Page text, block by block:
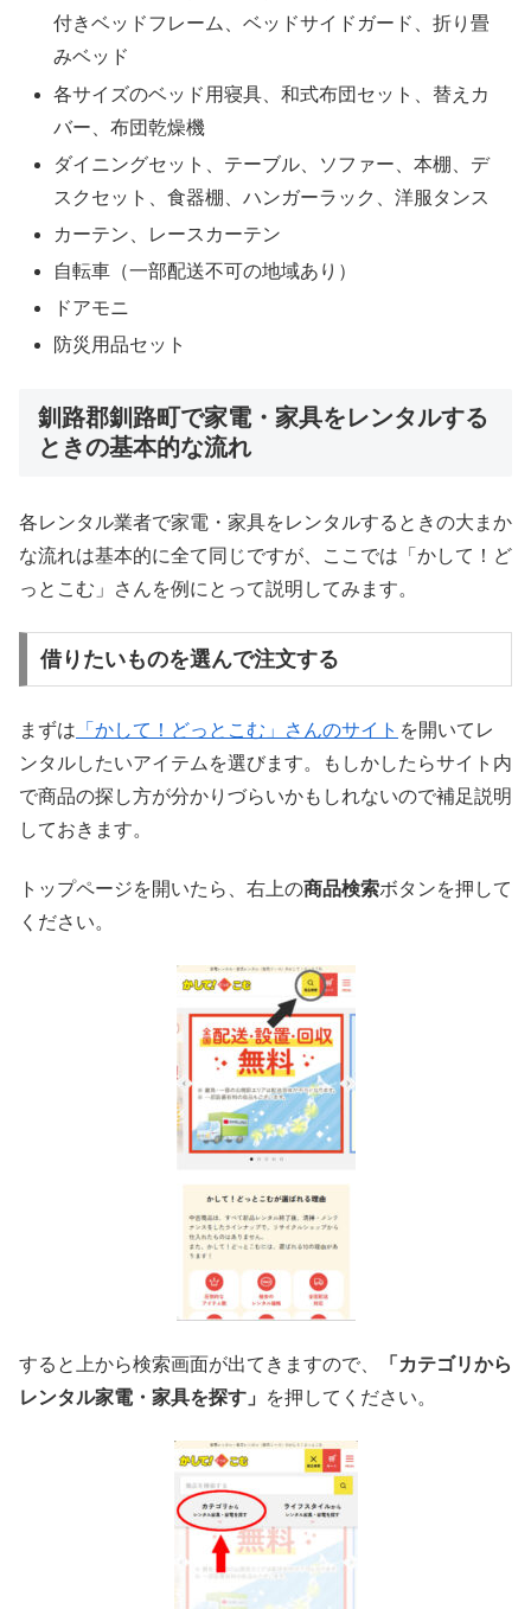
付きベッドフレーム、ベッドサイドガード、折り畳
みベッド
各サイズのベッド用寝具、和式布団セット、替えカ
バー、布団乾燥機
ダイニングセット、テーブル、ソファー、本棚、デ
スクセット、食器棚、ハンガーラック、洋服タンス
カーテン、レースカーテン
自転車（一部配送不可の地域あり）
ドアモニ
防災用品セット
釧路郡釧路町で家電・家具をレンタルする
ときの基本的な流れ
各レンタル業者で家電・家具をレンタルするときの大まか
な流れは基本的に全て同じですが、ここでは「かして！ど
っとこむ」さんを例にとって説明してみます。
借りたいものを選んで注文する
まずは 「かして！どっとこむ」さんのサイト を開いてレ
ンタルしたいアイテムを選びます。もしかしたらサイト内
で商品の探し方が分かりづらいかもしれないので補足説明
しておきます。
トップページを開いたら、右上の商品検索ボタンを押して
ください。
すると上から検索画面が出てきますので、
「カテゴリから
レンタル家電・家具を探す」
を押してください。